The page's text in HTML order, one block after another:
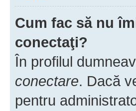
Cum fac să nu
conectaţi?
În profilul
conectare. Dacă
pentru